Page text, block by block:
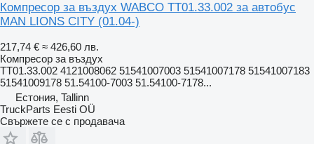
Компресор за въздух WABCO TT01.33.002 за автобус
MAN LIONS CITY (01.04-)
217,74 € ≈ 426,60 лв.
Компресор за въздух
TT01.33.002 4121008062 51541007003 51541007178 51541007183
51541009178 51.54100-7003 51.54100-7178...
Естония, Tallinn
TruckParts Eesti OÜ
Свържете се с продавача